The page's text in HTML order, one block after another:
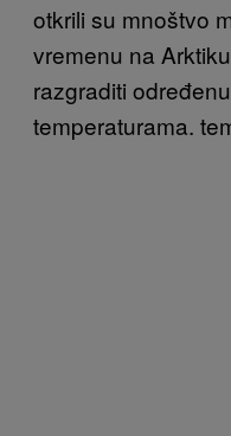
otkrili su mnoštvo
vremenu na
razgraditi
temperaturama.